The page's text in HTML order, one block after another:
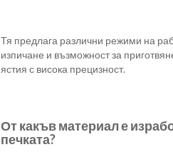
Тя предлага различни режими на
изпичане и възможност за
ястия с висока прецизност.
От какъв материал е
печката?